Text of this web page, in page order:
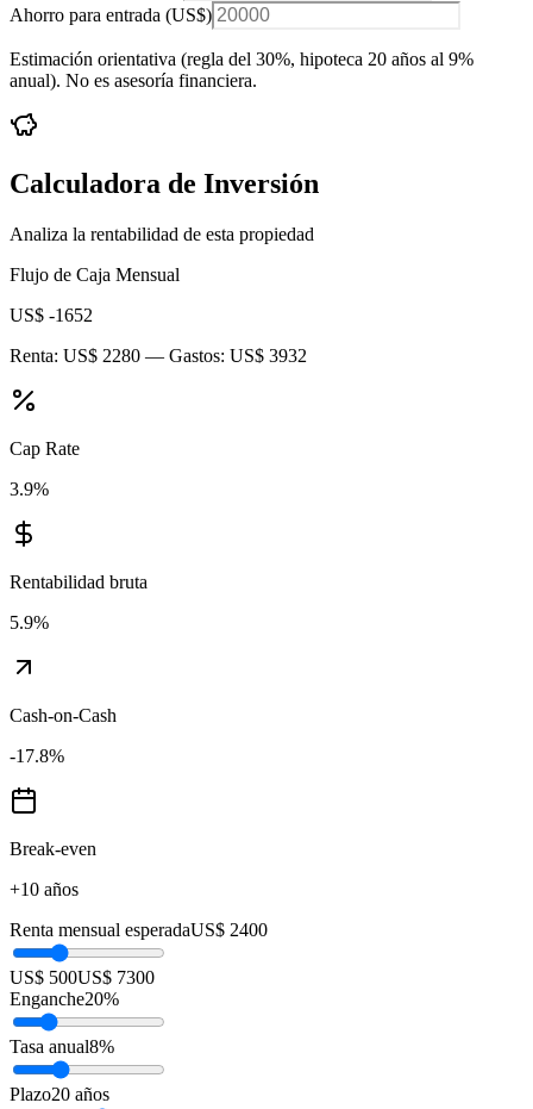
Ahorro para entrada (US$)
Estimación orientativa (regla del 30%, hipoteca 20 años al 9%
anual). No es asesoría financiera.
Calculadora de Inversión
Analiza la rentabilidad de esta propiedad
Flujo de Caja Mensual
US$ -1652
Renta: US$ 2280 — Gastos: US$ 3932
Cap Rate
3.9%
Rentabilidad bruta
5.9%
Cash-on-Cash
-17.8%
Break-even
+10 años
Renta mensual esperadaUS$ 2400
US$ 500US$ 7300
Enganche20%
Tasa anual8%
Plazo20 años